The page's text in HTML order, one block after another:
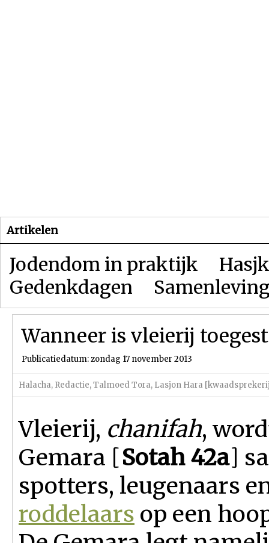
Artikelen
Jodendom in praktijk
Gedenkdagen
Wanneer is vleierij
Publicatiedatum: zondag 17 november 2013
Halacha, Redactie,Talmoed Tora, Lasjon Hara
Vleierij, chanifah,
Gemara [Sotah 42a]
spotters, leugenaars
roddelaars op een